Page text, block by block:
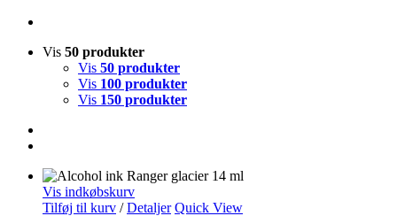
Vis 50 produkter
Vis 50 produkter
Vis 100 produkter
Vis 150 produkter
Vis indkøbskurv
Tilføj til kurv / Detaljer Quick View